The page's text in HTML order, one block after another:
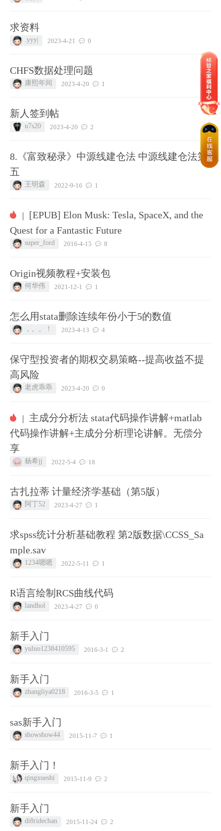
求资料
.yyy| 2023-4-21 0
CHFS数据处理问题
康熙年间 2023-4-20 1
新人签到帖
u7s20 2023-4-20 2
8.《富致秘录》中源线建仓法 中源线建仓法第
五
王明森 2022-9-16 1
| [EPUB] Elon Musk: Tesla, SpaceX, and the
Quest for a Fantastic Future
super_ford 2016-4-15 8
Origin视频教程+安装包
何华伟 2021-12-1 1
怎么用stata删除连续年份小于5的数值
，。。！ 2023-4-13 4
保守型投资者的期权交易策略--提高收益不提
高风险
老虎乖乖 2023-4-20 0
| 主成分分析法 stata代码操作讲解+matlab
代码操作讲解+主成分分析理论讲解。无偿分
享
杨希jj 2022-5-4 18
古扎拉蒂 计量经济学基础（第5版）
阿丁52 2023-4-27 1
求spss统计分析基础教程 第2版数据\CCSS_Sa
mple.sav
1234嗯嗯 2022-5-11 1
R语言绘制RCS曲线代码
landhol 2023-4-27 0
新手入门
yuluo1238410595 2016-3-1 2
新手入门
zhangliya0218 2016-3-5 1
sas新手入门
showshow44 2015-11-7 1
新手入门！
qingxueshi 2015-11-9 2
新手入门
di8ridechan 2015-11-24 2